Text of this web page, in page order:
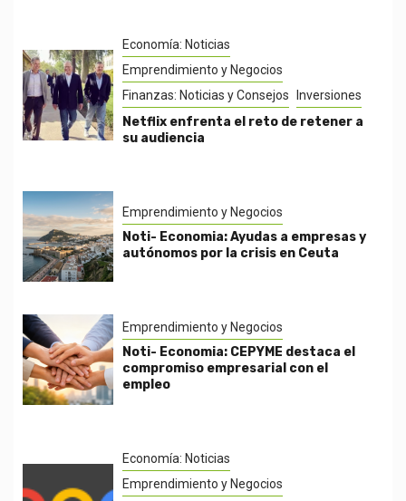
Economía: Noticias
Emprendimiento y Negocios
Finanzas: Noticias y Consejos
Inversiones
Netflix enfrenta el reto de retener a
su audiencia
Emprendimiento y Negocios
Noti- Economia: Ayudas a empresas y
autónomos por la crisis en Ceuta
Emprendimiento y Negocios
Noti- Economia: CEPYME destaca el
compromiso empresarial con el
empleo
Economía: Noticias
Emprendimiento y Negocios